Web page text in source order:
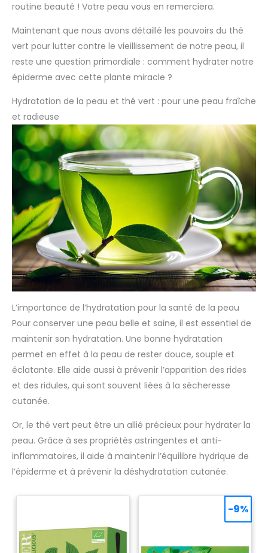
routine beauté ! Votre peau vous en remerciera.
Maintenant que nous avons détaillé les pouvoirs du thé
vert pour lutter contre le vieillissement de notre peau, il
reste une question primordiale : comment hydrater notre
épiderme avec cette plante miracle ?
Hydratation de la peau et thé vert : pour une peau fraîche
et radieuse
L’importance de l’hydratation pour la santé de la peau
Pour conserver une peau belle et saine, il est essentiel de
maintenir son hydratation. Une bonne hydratation
permet en effet à la peau de rester douce, souple et
éclatante. Elle aide aussi à prévenir l’apparition des rides
et des ridules, qui sont souvent liées à la sécheresse
cutanée.
Or, le thé vert peut être un allié précieux pour hydrater la
peau. Grâce à ses propriétés astringentes et anti-
inflammatoires, il aide à maintenir l’équilibre hydrique de
l’épiderme et à prévenir la déshydratation cutanée.
-9%